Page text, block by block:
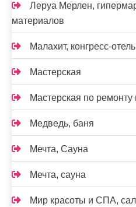
Леруа Мерлен,
материалов
Малахит, конгресс-отель
Мастерская
Мастерская по ремонту
Медведь, баня
Мечта, Сауна
Мечта, сауна
Мир красоты и СПА,